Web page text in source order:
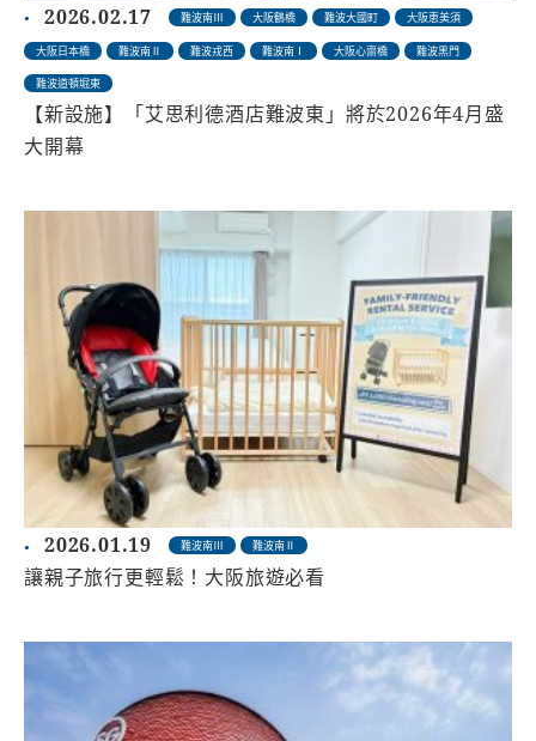
2026.02.17 難波南Ⅲ 大阪鶴橋 難波大國町 大阪恵美須
大阪日本橋 難波南Ⅱ 難波戎西 難波南Ⅰ 大阪心齋橋 難波黑門
難波道頓堀東
【新設施】「艾思利德酒店難波東」將於2026年4月盛
大開幕
2026.01.19 難波南Ⅲ 難波南Ⅱ
讓親子旅行更輕鬆！大阪旅遊必看